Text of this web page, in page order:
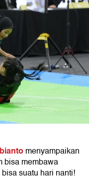
menyampaikan
bisa membawa
suatu hari nanti!